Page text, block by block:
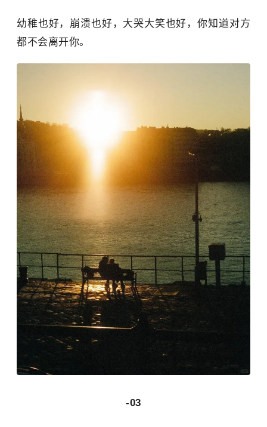
幼稚也好，崩溃也好，大哭大笑也好，你知道对方
都不会离开你。
-03